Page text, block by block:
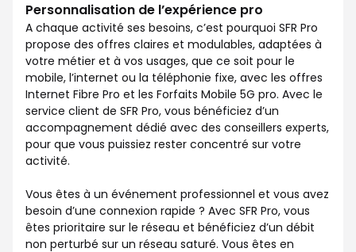
Personnalisation de l’expérience pro
A chaque activité ses besoins, c’est pourquoi SFR Pro
propose des offres claires et modulables, adaptées à
votre métier et à vos usages, que ce soit pour le
mobile, l’internet ou la téléphonie fixe, avec les offres
Internet Fibre Pro et les Forfaits Mobile 5G pro. Avec le
service client de SFR Pro, vous bénéficiez d’un
accompagnement dédié avec des conseillers experts,
pour que vous puissiez rester concentré sur votre
activité.
Vous êtes à un événement professionnel et vous avez
besoin d’une connexion rapide ? Avec SFR Pro, vous
êtes prioritaire sur le réseau et bénéficiez d’un débit
non perturbé sur un réseau saturé. Vous êtes en